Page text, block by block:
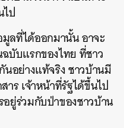
ป
ลที่ได้ออกมานั้น อาจะ
บับแรกของไทย ที่ชาว
อย่างแท้จริง ชาวบ้านมี
าร เจ้าหน้าที่รัฐได้ขึ้นไป
ยู่ร่วมกับป่าของชาวบ้าน